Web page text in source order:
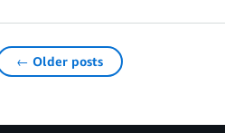
← Older posts